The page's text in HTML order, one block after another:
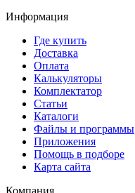
Информация
Где купить
Доставка
Оплата
Калькуляторы
Комплектатор
Статьи
Каталоги
Файлы и программы
Приложения
Помощь в подборе
Карта сайта